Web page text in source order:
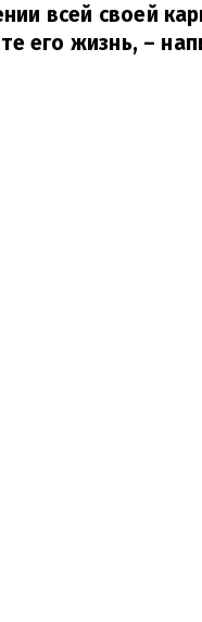
всей своей
его жизнь, –